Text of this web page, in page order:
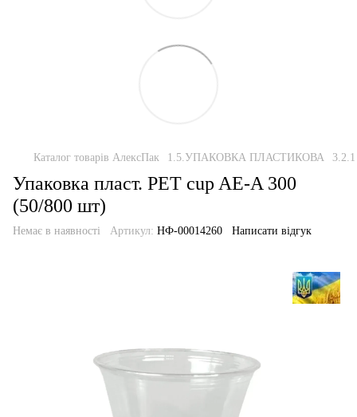
Каталог товарів АлексПак 1.5.УПАКОВКА ПЛАСТИКОВА
Упаковка пласт. РЕТ cup AE-A 300
(50/800 шт)
Немає в наявності Артикул: НФ-00014260 Написати відгук